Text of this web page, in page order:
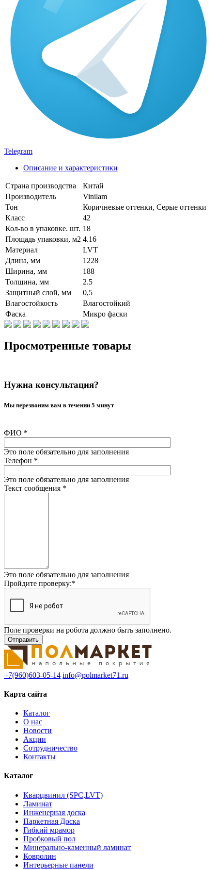
Telegram
Описание и характеристики
Страна производства
Китай
Производитель
Vinilam
Тон
Коричневые оттенки, Серые оттенки
Класс
42
Кол-во в упаковке. шт. 18
Площадь упаковки, м2 4.16
Материал
LVT
Длина, мм
1228
Ширина, мм
188
Толщина, мм
2.5
Защитный слой, мм
0,5
Влагостойкость
Влагостойкий
Фаска
Микро фаски
Просмотренные товары
Нужна консультация?
Мы перезвоним вам в течении 5 минут
ФИО *
Это поле обязательно для заполнения
Телефон *
Это поле обязательно для заполнения
Текст сообщения *
Это поле обязательно для заполнения
Пройдите проверку:*
Поле проверки на робота должно быть заполнено.
+7(960)603-05-14 info@polmarket71.ru
Карта сайта
Каталог
О нас
Новости
Акции
Сотрудничество
Контакты
Каталог
Кварцвинил (SPC,LVT)
Ламинат
Инженерная доска
Паркетная Доска
Гибкий мрамор
Пробковый пол
Минерально-каменный ламинат
Ковролин
Интерьерные панели